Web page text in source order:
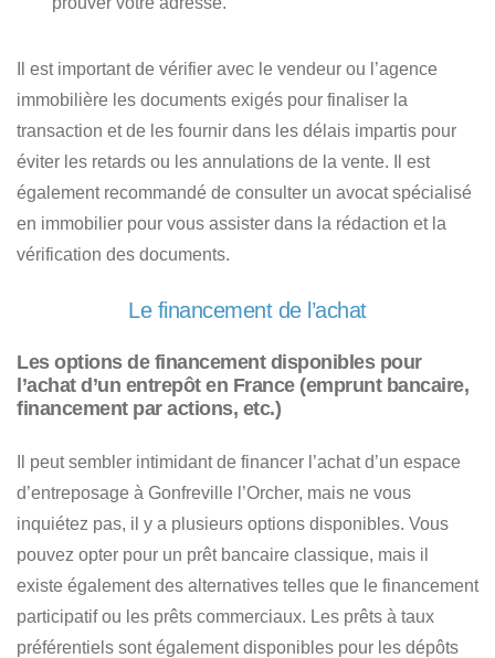
Il est important de vérifier avec le vendeur ou l’agence
immobilière les documents exigés pour finaliser la
transaction et de les fournir dans les délais impartis pour
éviter les retards ou les annulations de la vente. Il est
également recommandé de consulter un avocat spécialisé
en immobilier pour vous assister dans la rédaction et la
vérification des documents.
Le financement de l’achat
Les options de financement disponibles pour
l’achat d’un entrepôt en France (emprunt bancaire,
financement par actions, etc.)
Il peut sembler intimidant de financer l’achat d’un espace
d’entreposage à Gonfreville l’Orcher, mais ne vous
inquiétez pas, il y a plusieurs options disponibles. Vous
pouvez opter pour un prêt bancaire classique, mais il
existe également des alternatives telles que le financement
participatif ou les prêts commerciaux. Les prêts à taux
préférentiels sont également disponibles pour les dépôts